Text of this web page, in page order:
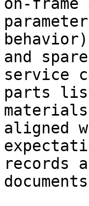
on-
and
service
parts
aligned
records